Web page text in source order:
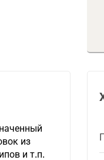
из
и т.п.